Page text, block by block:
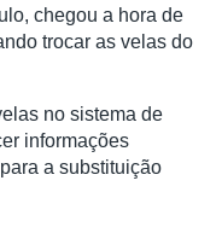
chegou a hora de
trocar as velas do
no sistema de
informações
a substituição